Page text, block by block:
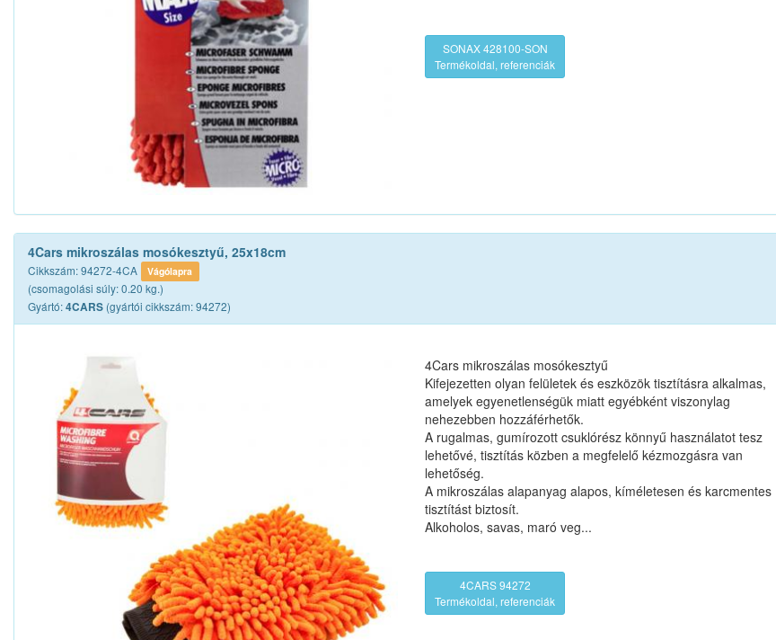
SONAX 428100-SON
Termékoldal, referenciák
4Cars mikroszálas mosókesztyű, 25x18cm
Cikkszám: 94272-4CA Vágólapra
(csomagolási súly: 0.20 kg.)
Gyártó:4CARS (gyártói cikkszám: 94272)
4Cars mikroszálas mosókesztyű
Kifejezetten olyan felületek és eszközök tisztításra alkalmas,
amelyek egyenetlenségük miatt egyébként viszonylag
nehezebben hozzáférhetők.
A rugalmas, gumírozott csuklórész könnyű használatot tesz
lehetővé, tisztítás közben a megfelelő kézmozgásra van
lehetőség.
A mikroszálas alapanyag alapos, kíméletesen és karcmentes
tisztítást biztosít.
Alkoholos, savas, maró veg...
4CARS 94272
Termékoldal, referenciák